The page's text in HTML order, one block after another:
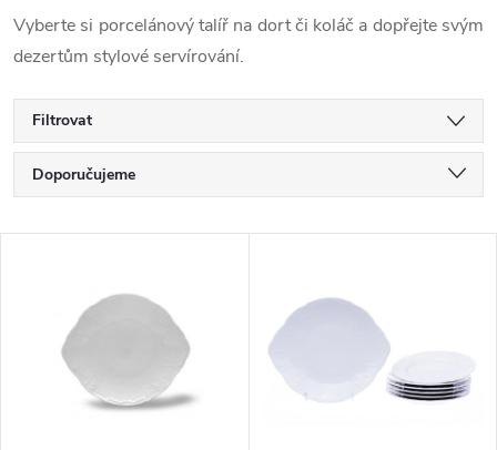
Vyberte si porcelánový talíř na dort či koláč a dopřejte svým
dezertům stylové servírování.
Filtrovat
Ř
a
Doporučujeme
Nejprodávanější
Abecedně